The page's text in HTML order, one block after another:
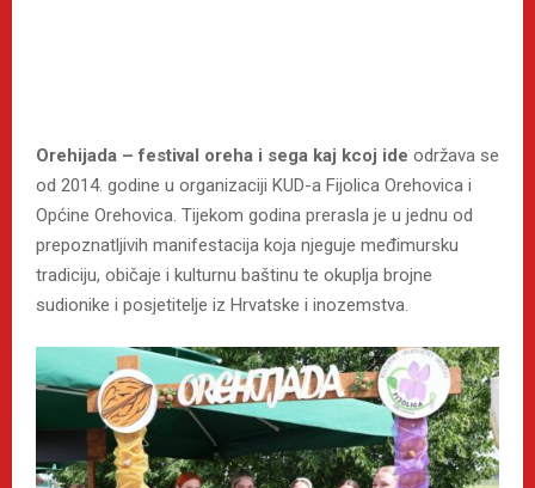
Orehijada – festival oreha i sega kaj kcoj ide održava se
od 2014. godine u organizaciji KUD-a Fijolica Orehovica i
Općine Orehovica. Tijekom godina prerasla je u jednu od
prepoznatljivih manifestacija koja njeguje međimursku
tradiciju, običaje i kulturnu baštinu te okuplja brojne
sudionike i posjetitelje iz Hrvatske i inozemstva.